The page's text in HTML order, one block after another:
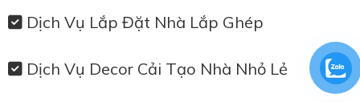
Dịch Vụ Lắp Đặt Nhà Lắp Ghép
Dịch Vụ Decor Cải Tạo Nhà Nhỏ Lẻ